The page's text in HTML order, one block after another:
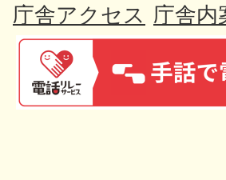
庁舎アクセス 庁舎内